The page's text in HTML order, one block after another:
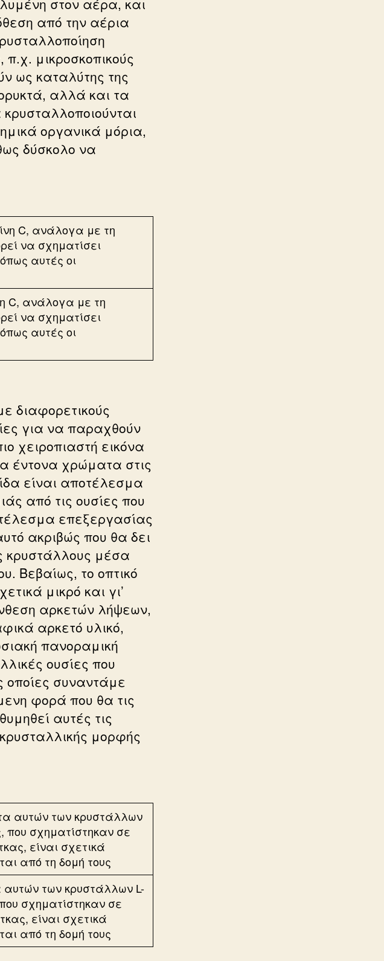
στον αέρα, και
από την αέρια
μικροσκοπικούς
ως καταλύτης της
αλλά και τα
οργανικά μόρια,
δύσκολο να
C, ανάλογα με τη
να σχηματίσει
αυτές οι
διαφορετικούς
για να παραχθούν
χειροπιαστή εικόνα
έντονα χρώματα στις
είναι αποτέλεσμα
από τις ουσίες που
επεξεργασίας
ακριβώς που θα δει
κρυστάλλους μέσα
Βεβαίως, το οπτικό
μικρό και γι’
αρκετών λήψεων,
αρκετό υλικό,
πανοραμική
ουσίες που
οποίες συναντάμε
φορά που θα τις
αυτές τις
μορφής
των κρυστάλλων L-
σχηματίστηκαν σε
είναι σχετικά
από τη δομή τους